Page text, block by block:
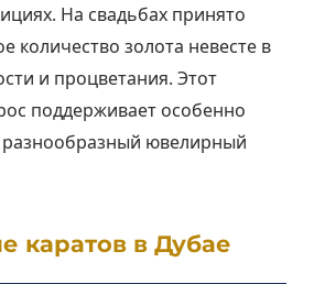
На свадьбах принято
количество золота невесте в
и процветания. Этот
поддерживает особенно
ювелирный
каратов в Дубае